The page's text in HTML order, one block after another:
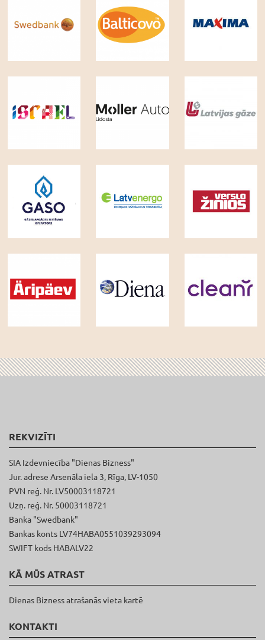
REKVIZĪTI
SIA Izdevniecība "Dienas Bizness"
Jur. adrese Arsenāla iela 3, Rīga, LV-1050
PVN reģ. Nr. LV50003118721
Uzņ. reģ. Nr. 50003118721
Banka "Swedbank"
Bankas konts LV74HABA0551039293094
SWIFT kods HABALV22
KĀ MŪS ATRAST
Dienas Bizness atrašanās vieta kartē
KONTAKTI